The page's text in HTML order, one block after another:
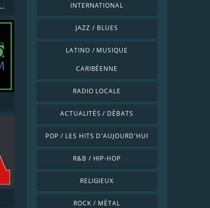
Jazz Swing Manouche radio (JsmRadio) INTERNATIONAL
JAZZ / BLUES
LATINO / MUSIQUE
CARIBÉENNE
RADIO LOCALE
ACTUALITÉS / DÉBATS
POP / LES HITS D'AUJOURD'HUI
R&B / HIP-HOP
RELIGIEUX
ROCK / MÉTAL